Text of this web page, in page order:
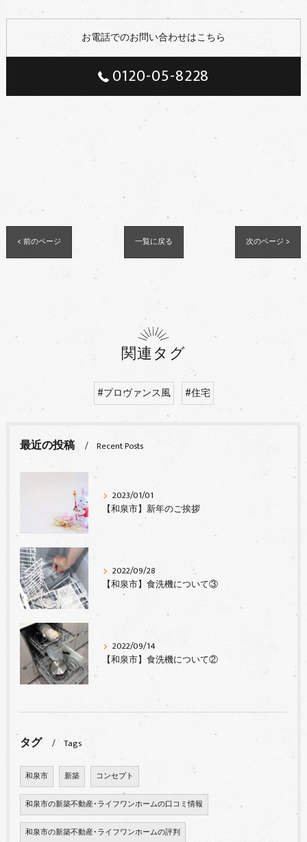
お電話でのお問い合わせはこちら
0120-05-8228
< 前のページ 一覧に戻る 次のページ >
関連タグ
#プロヴァンス風 #住宅
最近の投稿 Recent Posts
2023/01/01
【和泉市】新年のご挨拶
2022/09/28
【和泉市】食洗機について③
2022/09/14
【和泉市】食洗機について②
タグ Tags
和泉市 新築 コンセプト
和泉市の新築不動産･ライフワンホームの口コミ情報
和泉市の新築不動産･ライフワンホームの評判